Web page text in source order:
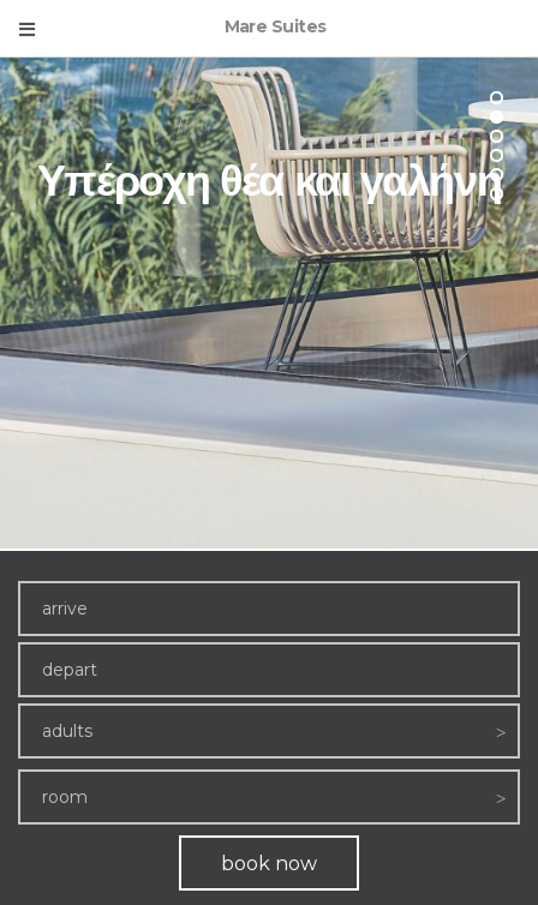
Mare Suites
Υπέροχη θέα και γαλήνη
adults
room
book now